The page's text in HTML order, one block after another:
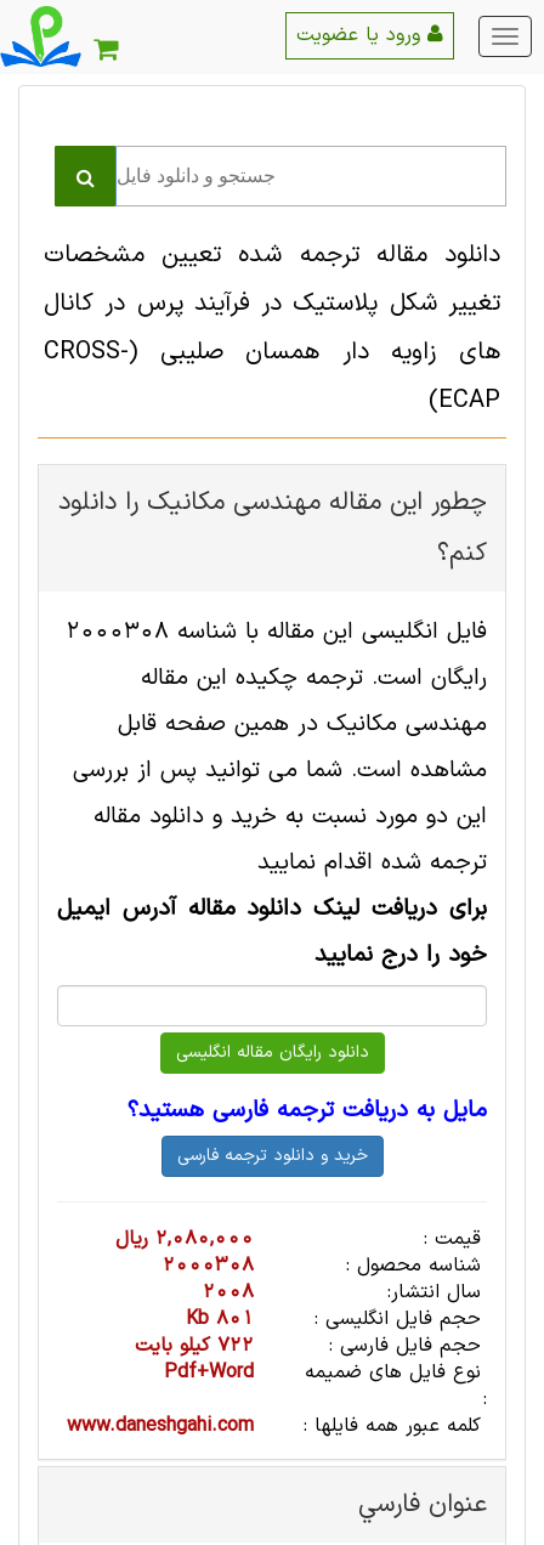
منو
اصلی
دانلود مقاله ترجمه شده تعیین مشخصات
تغییر شکل پلاستیک در فرآیند پرس در کانال
های زاویه دار همسان صلیبی (CROSS-
ECAP)
چطور این مقاله مهندسی مکانیک را دانلود
کنم؟
فایل انگلیسی این مقاله با شناسه 2000308
رایگان است. ترجمه چکیده این مقاله
مهندسی مکانیک در همین صفحه قابل
مشاهده است. شما می توانید پس از بررسی
این دو مورد نسبت به خرید و دانلود مقاله
ترجمه شده اقدام نمایید
برای دریافت لینک دانلود مقاله آدرس ایمیل
خود را درج نمایید
مایل به دریافت ترجمه فارسی هستید؟
قیمت :
2,080,000 ریال
شناسه محصول :
2000308
سال انتشار:
2008
حجم فایل انگلیسی :
801 Kb
حجم فایل فارسی :
722 کیلو بایت
نوع فایل های ضمیمه
:
Pdf+Word
کلمه عبور همه فایلها :
www.daneshgahi.com
عنوان فارسي